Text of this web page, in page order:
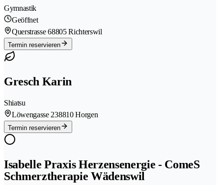
Gymnastik
Geöffnet
Querstrasse 68805 Richterswil
Termin reservieren
Gresch Karin
Shiatsu
Löwengasse 238810 Horgen
Termin reservieren
Isabelle Praxis Herzensenergie - ComeS
Schmerztherapie Wädenswil